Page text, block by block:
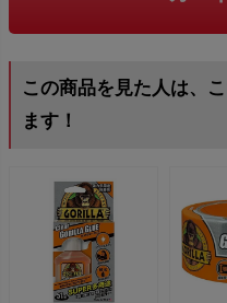
この商品を見た人は、
ます！